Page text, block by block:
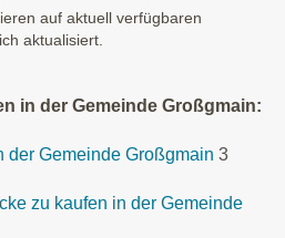
auf aktuell verfügbaren
aktualisiert.
in der Gemeinde Großgmain:
der Gemeinde Großgmain 3
zu kaufen in der Gemeinde